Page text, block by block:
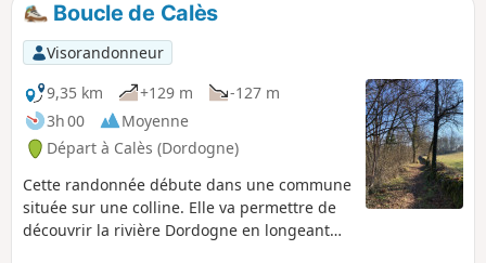
Boucle de Calès
Visorandonneur
9,35 km
+129 m
-127 m
3h 00
Moyenne
Départ à Calès (Dordogne)
Cette randonnée débute dans une commune
située sur une colline. Elle va permettre de
découvrir la rivière Dordogne en longeant